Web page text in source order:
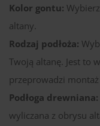
Kolor gontu:
altany.
Rodzaj podłoża:
Twoją altanę. Jest to
przeprowadzi montaż
Podłoga drewniana:
wyliczana z obrysu